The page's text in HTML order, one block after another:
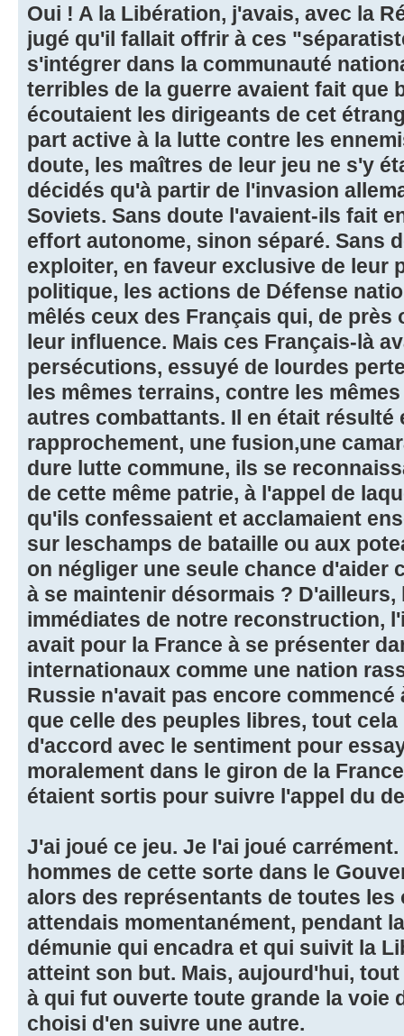
Oui ! A la Libération, j'avais, avec la
jugé qu'il fallait offrir à ces
s'intégrer dans la communauté
terribles de la guerre avaient fait que
écoutaient les dirigeants de cet
part active à la lutte contre les
doute, les maîtres de leur jeu ne s'y
décidés qu'à partir de l'invasion
Soviets. Sans doute l'avaient-ils fait
effort autonome, sinon séparé. Sans
exploiter, en faveur exclusive de leur
politique, les actions de Défense
mêlés ceux des Français qui, de près
leur influence. Mais ces Français-là
persécutions, essuyé de lourdes
les mêmes terrains, contre les
autres combattants. Il en était résulté
rapprochement, une fusion,une
dure lutte commune, ils se
de cette même patrie, à l'appel de
qu'ils confessaient et acclamaient
sur leschamps de bataille ou aux
on négliger une seule chance d'aider
à se maintenir désormais ?
immédiates de notre reconstruction,
avait pour la France à se présenter
internationaux comme une nation
Russie n'avait pas encore
que celle des peuples libres, tout
d'accord avec le sentiment pour
moralement dans le giron de la
étaient sortis pour suivre l'appel du
J'ai joué ce jeu. Je l'ai joué
hommes de cette sorte dans le
alors des représentants de toutes les
attendais momentanément, pendant
démunie qui encadra et qui suivit la
atteint son but. Mais, aujourd'hui,
à qui fut ouverte toute grande la voie
choisi d'en suivre une autre.